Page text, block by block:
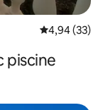
Évaluation
4,94 (33)
piscine